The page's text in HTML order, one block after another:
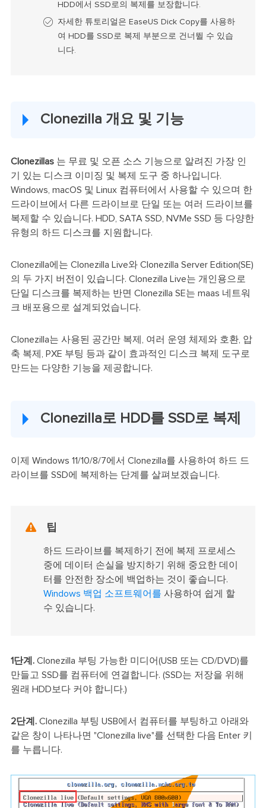
HDD에서 SSD로의 복제를 보장합니다.
자세한 튜토리얼은 EaseUS Dick Copy를 사용하
여 HDD를 SSD로 복제 부분으로 건너뛸 수 있습
니다.
Clonezilla 개요 및 기능
Clonezillas는 무료 및 오픈 소스 기능으로 알려진 가장 인
기 있는 디스크 이미징 및 복제 도구 중 하나입니다.
Windows, macOS 및 Linux 컴퓨터에서 사용할 수 있으며 한
드라이브에서 다른 드라이브로 단일 또는 여러 드라이브를
복제할 수 있습니다. HDD, SATA SSD, NVMe SSD 등 다양한
유형의 하드 디스크를 지원합니다.
Clonezilla에는 Clonezilla Live와 Clonezilla Server Edition(SE)
의 두 가지 버전이 있습니다. Clonezilla Live는 개인용으로
단일 디스크를 복제하는 반면 Clonezilla SE는 maas 네트워
크 배포용으로 설계되었습니다.
Clonezilla는 사용된 공간만 복제, 여러 운영 체제와 호환, 압
축 복제, PXE 부팅 등과 같이 효과적인 디스크 복제 도구로
만드는 다양한 기능을 제공합니다.
Clonezilla로 HDD를 SSD로 복제
이제 Windows 11/10/8/7에서 Clonezilla를 사용하여 하드 드
라이브를 SSD에 복제하는 단계를 살펴보겠습니다.
 팁
하드 드라이브를 복제하기 전에 복제 프로세스
중에 데이터 손실을 방지하기 위해 중요한 데이
터를 안전한 장소에 백업하는 것이 좋습니다.
Windows 백업 소프트웨어를 사용하여 쉽게 할
수 있습니다.
1단계.Clonezilla 부팅 가능한 미디어(USB 또는 CD/DVD)를
만들고 SSD를 컴퓨터에 연결합니다. (SSD는 저장을 위해
원래 HDD보다 커야 합니다.)
2단계.Clonezilla 부팅 USB에서 컴퓨터를 부팅하고 아래와
같은 창이 나타나면 "Clonezilla live"를 선택한 다음 Enter 키
를 누릅니다.